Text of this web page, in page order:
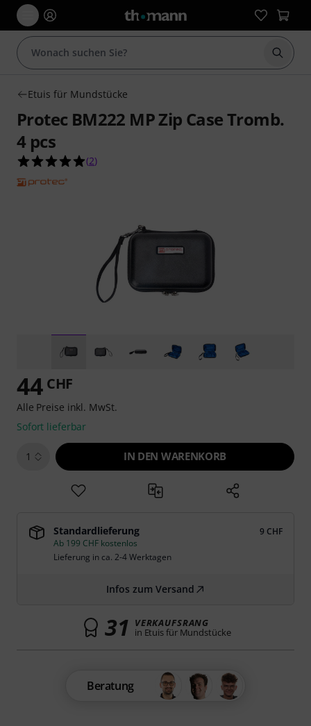
Suche
Etuis für Mundstücke
Protec BM222 MP Zip Case Tromb.
4 pcs
5.0 von 5 Sternen aus 2 Kundenbewertungen
(2)
44 CHF
Alle Preise inkl. MwSt.
Sofort lieferbar
1 IN DEN WARENKORB
Standardlieferung
9 CHF
Ab 199 CHF kostenlos
Lieferung in ca. 2-4 Werktagen
Infos zum Versand
31 VERKAUFSRANG
in Etuis für Mundstücke
Beratung